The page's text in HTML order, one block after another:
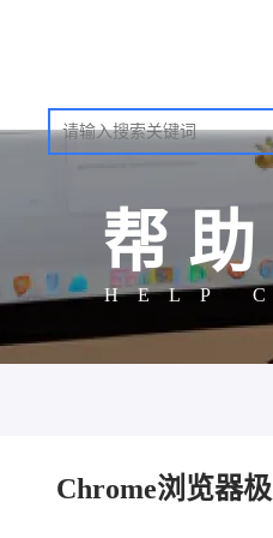
帮
HELP
Chrome浏览器